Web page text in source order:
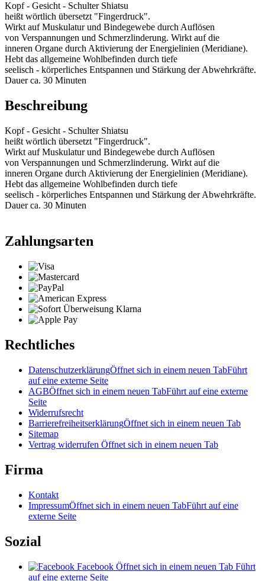
Kopf - Gesicht - Schulter Shiatsu
heißt wörtlich übersetzt "Fingerdruck".
Wirkt auf Muskulatur und Bindegewebe durch Auflösen
von Verspannungen und Schmerzlinderung. Wirkt auf die
inneren Organe durch Aktivierung der Energielinien (Meridiane).
Hebt das allgemeine Wohlbefinden durch tiefe
seelisch - körperliches Entspannen und Stärkung der Abwehrkräfte.
Dauer ca. 30 Minuten
Beschreibung
Kopf - Gesicht - Schulter Shiatsu
heißt wörtlich übersetzt "Fingerdruck".
Wirkt auf Muskulatur und Bindegewebe durch Auflösen
von Verspannungen und Schmerzlinderung. Wirkt auf die
inneren Organe durch Aktivierung der Energielinien (Meridiane).
Hebt das allgemeine Wohlbefinden durch tiefe
seelisch - körperliches Entspannen und Stärkung der Abwehrkräfte.
Dauer ca. 30 Minuten
Zahlungsarten
Rechtliches
DatenschutzerklärungÖffnet sich in einem neuen TabFührt
auf eine externe Seite
AGBÖffnet sich in einem neuen TabFührt auf eine externe
Seite
Widerrufsrecht
BarrierefreiheitserklärungÖffnet sich in einem neuen Tab
Sitemap
Vertrag widerrufen Öffnet sich in einem neuen Tab
Firma
Kontakt
ImpressumÖffnet sich in einem neuen TabFührt auf eine
externe Seite
Sozial
Facebook Öffnet sich in einem neuen Tab Führt
auf eine externe Seite